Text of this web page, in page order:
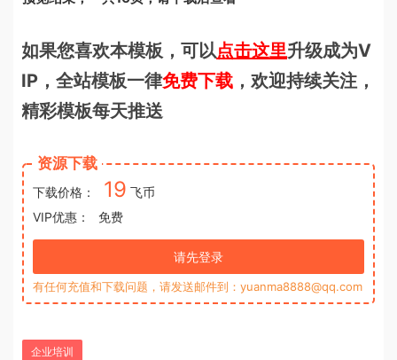
如果您喜欢本模板，可以点击这里升级成为V
IP，全站模板一律免费下载 ，欢迎持续关注，
精彩模板每天推送
资源下载
下载价格： 19 飞币
VIP优惠：
免费
请先登录
有任何充值和下载问题，请发送邮件到：yuanma8888@qq.com
企业培训